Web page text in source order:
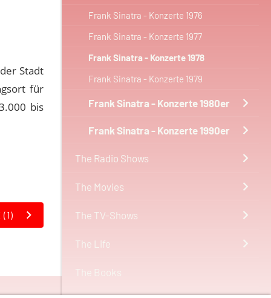
Frank Sinatra - Konzerte 1976
Frank Sinatra - Konzerte 1977
Frank Sinatra - Konzerte 1978
Frank Sinatra - Konzerte 1979
Frank Sinatra - Konzerte 1980er
Frank Sinatra - Konzerte 1990er
The Radio Shows
The Movies
The TV-Shows
The Life
The Books
Stadt
für
bis